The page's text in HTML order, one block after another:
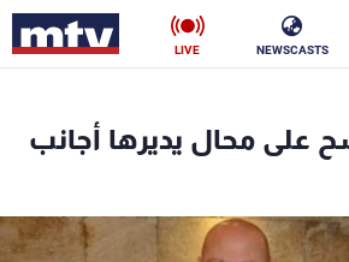
NEWSCASTS
LIVE
على محال يديرها أجانب
ناس